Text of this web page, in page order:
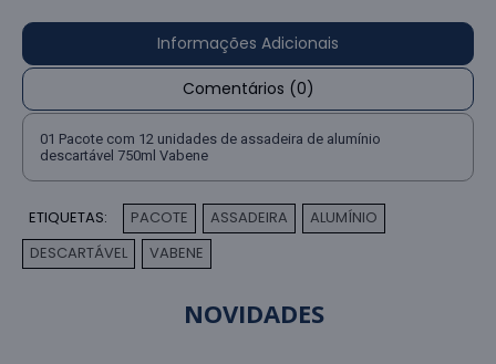
Informações Adicionais
Comentários (0)
01 Pacote com 12 unidades de assadeira de alumínio
descartável 750ml Vabene
ETIQUETAS: PACOTE ASSADEIRA ALUMÍNIO
DESCARTÁVEL VABENE
NOVIDADES